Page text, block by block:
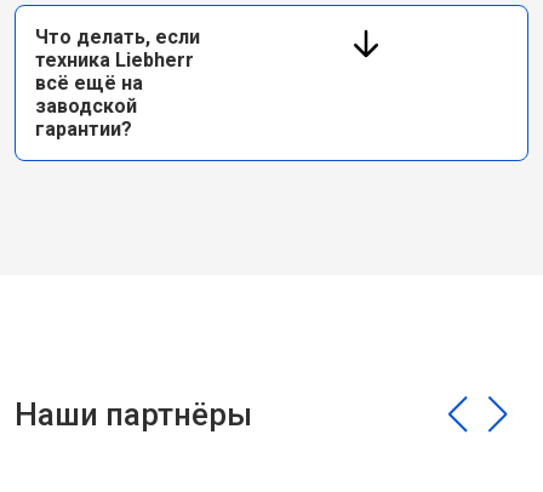
Что делать, если
техника Liebherr
всё ещё на
заводской
гарантии?
Наши партнёры